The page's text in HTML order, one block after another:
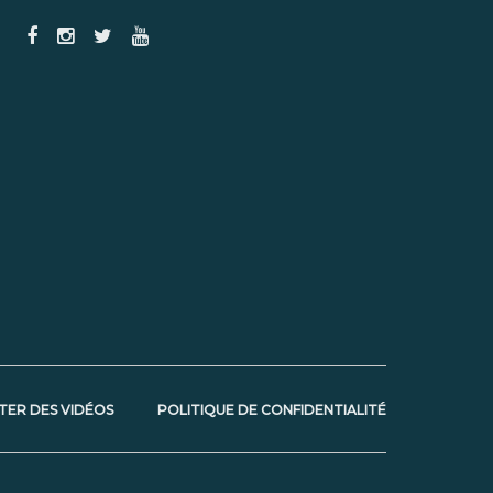
DES VIDÉOS POLITIQUE DE CONFIDENTIALITÉ